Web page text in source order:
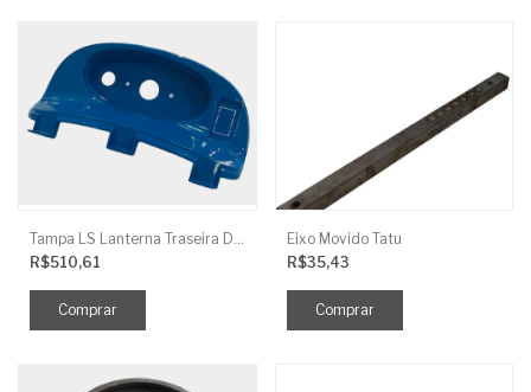
R$510,61
Eixo Movido Tatu
R$35,43